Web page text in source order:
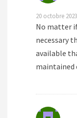
20 octobre
No matter
necessary
available
maintained